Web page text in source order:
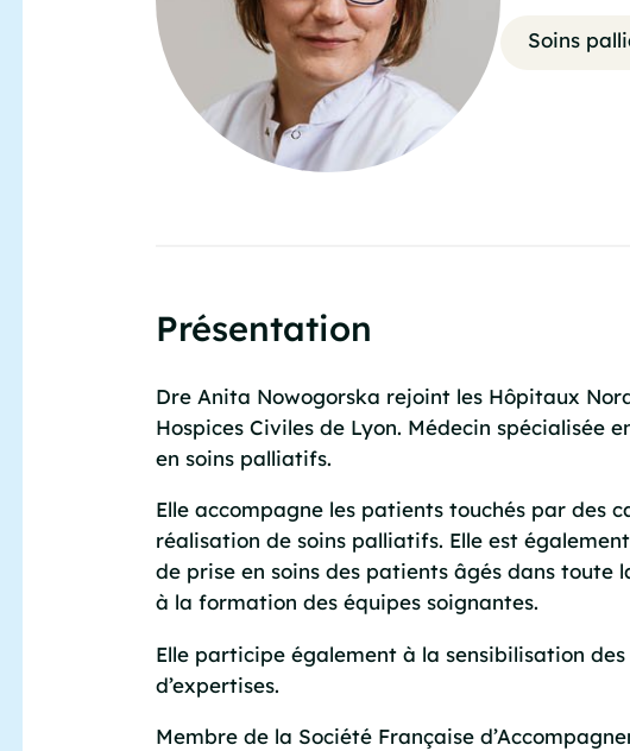
Soins
Présentation
Dre Anita Nowogorska rejoint les Hôpitaux
Hospices Civiles de Lyon. Médecin spécialisée
en soins palliatifs.
Elle accompagne les patients touchés par des
réalisation de soins palliatifs. Elle est
de prise en soins des patients âgés dans
à la formation des équipes soignantes.
Elle participe également à la sensibilisation
d’expertises.
Membre de la Société Française